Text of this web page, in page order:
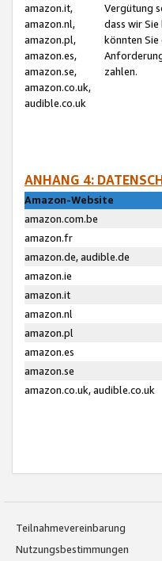
amazon.it,
amazon.nl,
amazon.pl,
amazon.es,
amazon.se,
amazon.co.uk,
audible.co.uk
Vergütung
dass wir
könnten Sie
zahlen.
ANHANG 4:
Amazon-Website
amazon.com.be
amazon.fr
amazon.de, audible.de
amazon.ie
amazon.it
amazon.nl
amazon.pl
amazon.es
amazon.se
amazon.co.uk, audible.co.uk
Teilnahmevereinbarung
Nutzungsbestimmungen